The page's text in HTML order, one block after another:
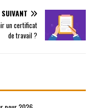
SUIVANT
un certificat
de travail ?